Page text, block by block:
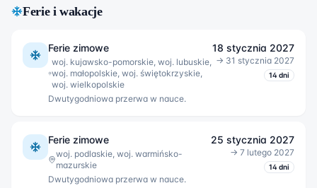
Ferie i wakacje
Ferie zimowe
woj. kujawsko-pomorskie, woj. lubuskie,
woj. małopolskie, woj. świętokrzyskie,
woj. wielkopolskie
Dwutygodniowa przerwa w nauce.
18 stycznia 2027
→ 31 stycznia 2027
14dni
Ferie zimowe
woj. podlaskie, woj. warmińsko-
mazurskie
Dwutygodniowa przerwa w nauce.
25 stycznia 2027
→ 7 lutego 2027
14dni